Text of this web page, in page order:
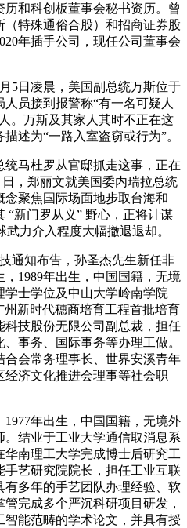
和科创板董事会秘书资历。曾
特殊通俗合股）和招商证券股
年插手公司，现任公司董事会
日凌晨，美国副总统万斯位于
员接到报警称“有一名可疑人
。万斯及其家人其时不正在这
述为“一路入室盗窃或行为”。
马杜罗从官邸抓走这事，正在
，郑丽文就美国委内瑞拉总统
聚焦国际场面地步取台海和
“新门罗从义” 野心，正将计谋
力介入程度大幅撤退退却。
知布告，孙圣杰先生新任非
1989年出生，中国国籍，无境
士学位及中山大学岭南学院
新时代穗商培育工程首批培育
技股份无限公司副总裁，担任
事务、国际事务等办理工做。
合会常务理事长、世界安溪青年
济文化推进会理事等社会职
年出生，中国国籍，无境外
结业于工业大学通信取消息系
南理工大学完成博士后研究工
艺研究院院长，担任工业互联
有多年的手艺团队办理经验、软
完成多个严沉科研项目研发，
能范畴的学术论文，并具有授